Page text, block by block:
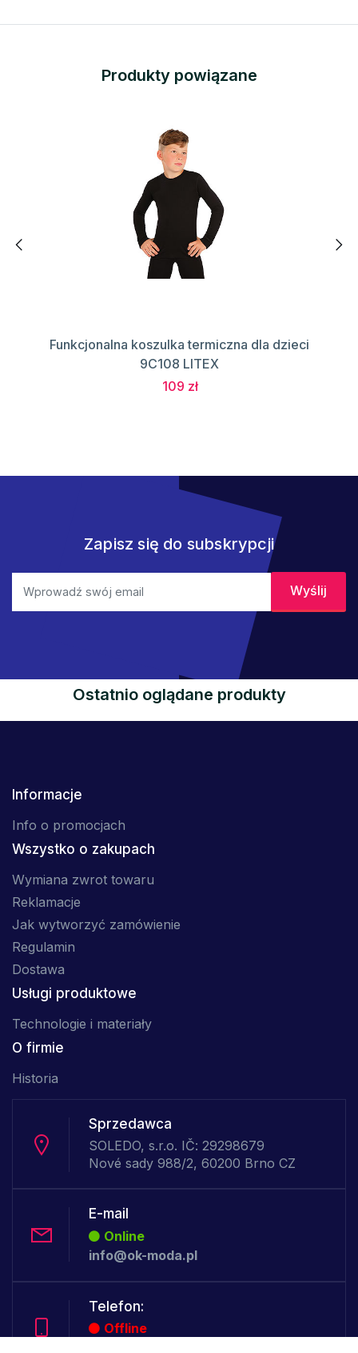
Produkty powiązane
Funkcjonalna koszulka termiczna dla dzieci
9C108 LITEX
109 zł
Zapisz się do subskrypcji
Ostatnio oglądane produkty
Informacje
Info o promocjach
Wszystko o zakupach
Wymiana zwrot towaru
Reklamacje
Jak wytworzyć zamówienie
Regulamin
Dostawa
Usługi produktowe
Technologie i materiały
O firmie
Historia
Sprzedawca
SOLEDO, s.r.o. IČ: 29298679
Nové sady 988/2, 60200 Brno CZ
E-mail
Online
info@ok-moda.pl
Telefon:
Offline